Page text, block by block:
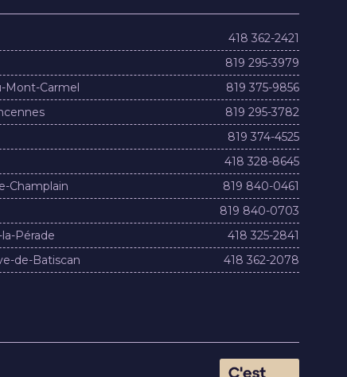
418 362-2421
819 295-3979
Mont-Carmel
819 375-9856
819 295-3782
819 374-4525
418 328-8645
Champlain
819 840-0461
819 840-0703
Pérade
418 325-2841
de-Batiscan
418 362-2078